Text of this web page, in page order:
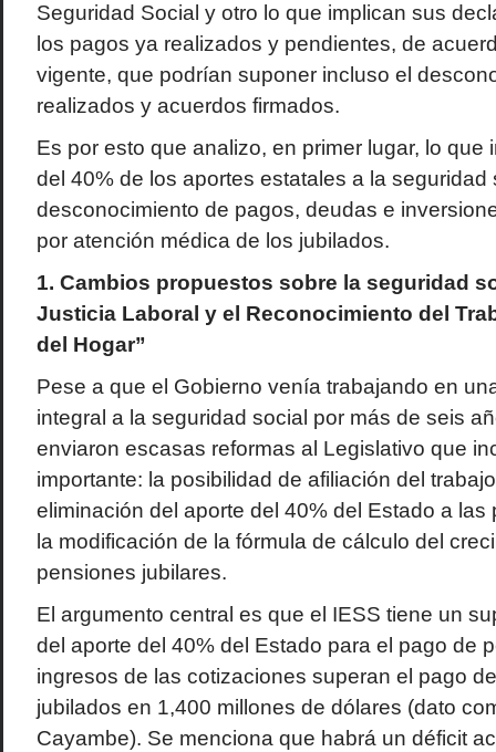
Seguridad Social y otro lo que implican sus
los pagos ya realizados y pendientes, de
vigente, que podrían suponer incluso el
realizados y acuerdos firmados.
Es por esto que analizo, en primer lugar, lo que
del 40% de los aportes estatales a la seguridad
desconocimiento de pagos, deudas e
por atención médica de los jubilados.
1. Cambios propuestos sobre la seguridad
Justicia Laboral y el Reconocimiento del
del Hogar”
Pese a que el Gobierno venía trabajando en
integral a la seguridad social por más de seis
enviaron escasas reformas al Legislativo que
importante: la posibilidad de afiliación del
eliminación del aporte del 40% del Estado a las
la modificación de la fórmula de cálculo del
pensiones jubilares.
El argumento central es que el IESS tiene un
del aporte del 40% del Estado para el pago de
ingresos de las cotizaciones superan el pago
jubilados en 1,400 millones de dólares (dato
Cayambe). Se menciona que habrá un déficit